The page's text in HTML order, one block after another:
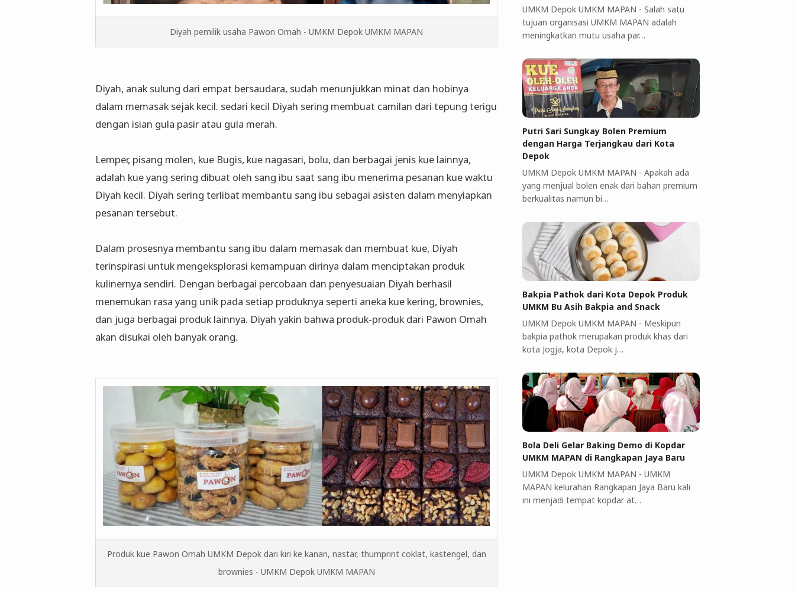
Diyah pemilik usaha Pawon Omah - UMKM Depok UMKM MAPAN
Diyah, anak sulung dari empat bersaudara, sudah menunjukkan minat dan hobinya
dalam memasak sejak kecil. sedari kecil Diyah sering membuat camilan dari tepung terigu
dengan isian gula pasir atau gula merah.
Lemper, pisang molen, kue Bugis, kue nagasari, bolu, dan berbagai jenis kue lainnya,
adalah kue yang sering dibuat oleh sang ibu saat sang ibu menerima pesanan kue waktu
Diyah kecil. Diyah sering terlibat membantu sang ibu sebagai asisten dalam menyiapkan
pesanan tersebut.
Dalam prosesnya membantu sang ibu dalam memasak dan membuat kue, Diyah
terinspirasi untuk mengeksplorasi kemampuan dirinya dalam menciptakan produk
kulinernya sendiri. Dengan berbagai percobaan dan penyesuaian Diyah berhasil
menemukan rasa yang unik pada setiap produknya seperti aneka kue kering, brownies,
dan juga berbagai produk lainnya. Diyah yakin bahwa produk-produk dari Pawon Omah
akan disukai oleh banyak orang.
Produk kue Pawon Omah UMKM Depok dari kiri ke kanan, nastar, thumprint coklat, kastengel, dan
brownies - UMKM Depok UMKM MAPAN
UMKM Depok UMKM MAPAN - Salah satu
tujuan organisasi UMKM MAPAN adalah
meningkatkan mutu usaha par…
Putri Sari Sungkay Bolen Premium
dengan Harga Terjangkau dari Kota
Depok
UMKM Depok UMKM MAPAN - Apakah ada
yang menjual bolen enak dari bahan premium
berkualitas namun bi…
Bakpia Pathok dari Kota Depok Produk
UMKM Bu Asih Bakpia and Snack
UMKM Depok UMKM MAPAN - Meskipun
bakpia pathok merupakan produk khas dari
kota Jogja, kota Depok j…
Bola Deli Gelar Baking Demo di Kopdar
UMKM MAPAN di Rangkapan Jaya Baru
UMKM Depok UMKM MAPAN - UMKM
MAPAN kelurahan Rangkapan Jaya Baru kali
ini menjadi tempat kopdar at…